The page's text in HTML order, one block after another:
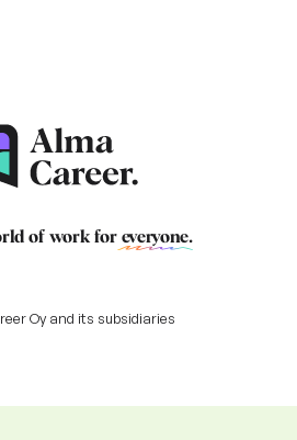
of work for everyone.
Oy and its subsidiaries